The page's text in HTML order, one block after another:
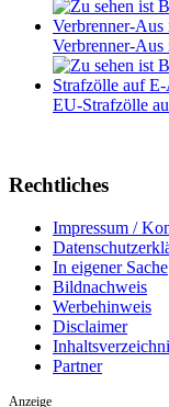
Verbrenner-Aus
EU-Strafzölle
Rechtliches
Impressum /
In eigener Sache
Bildnachweis
Werbehinweis
Disclaimer
Partner
Anzeige